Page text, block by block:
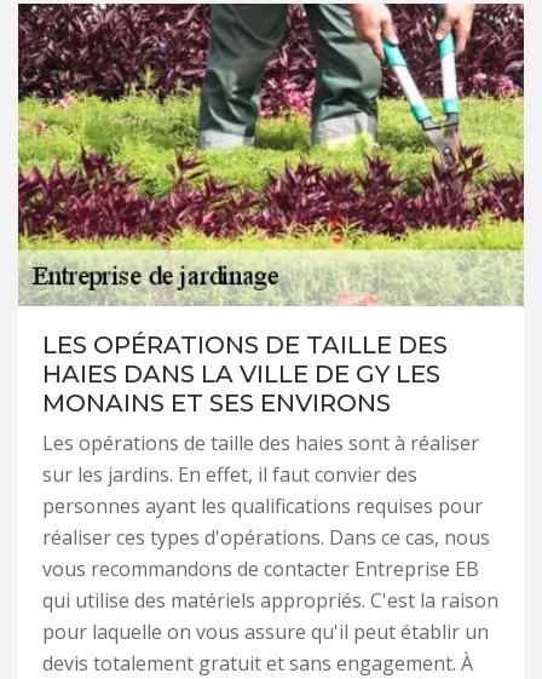
LES OPÉRATIONS DE TAILLE DES
HAIES DANS LA VILLE DE GY LES
MONAINS ET SES ENVIRONS
Les opérations de taille des haies sont à réaliser
sur les jardins. En effet, il faut convier des
personnes ayant les qualifications requises pour
réaliser ces types d'opérations. Dans ce cas, nous
vous recommandons de contacter Entreprise EB
qui utilise des matériels appropriés. C'est la raison
pour laquelle on vous assure qu'il peut établir un
devis totalement gratuit et sans engagement. À